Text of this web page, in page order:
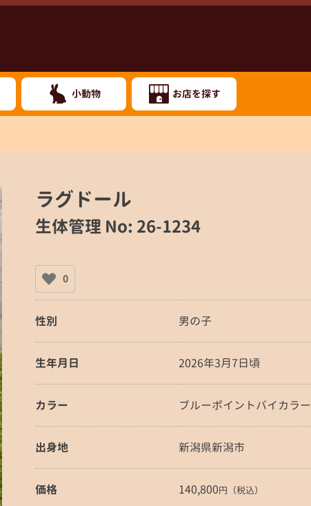
小動物 お店を探す
ラグドール
生体管理 No: 26-1234
0
性別 男の子
生年月日 2026年3月7日頃
カラー ブルーポイントバイカラー
出身地 新潟県新潟市
価格 140,800円（税込）